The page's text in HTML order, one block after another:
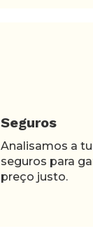
Seguros
Analisamos a
seguros para
preço justo.